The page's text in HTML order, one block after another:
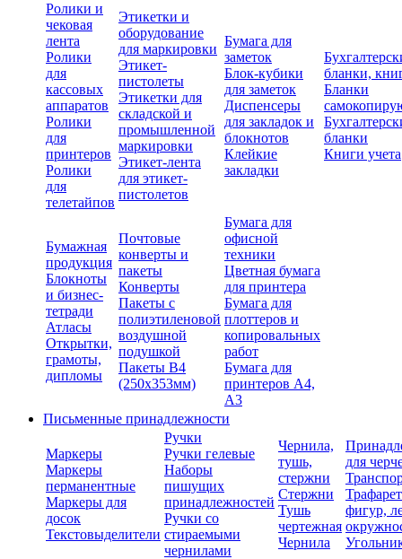
Ролики и
чековая
лента
Ролики
для
кассовых
аппаратов
Ролики
для
принтеров
Ролики
для
телетайпов
Этикетки и
оборудование
для маркировки
Этикет-
пистолеты
Этикетки для
складской и
промышленной
маркировки
Этикет-лента
для этикет-
пистолетов
Бумага для
заметок
Блок-кубики
для заметок
Диспенсеры
для закладок и
блокнотов
Клейкие
закладки
бланки,
Бланки
бланки
Книги учета
Бумажная
продукция
Блокноты
и бизнес-
тетради
Атласы
Открытки,
грамоты,
дипломы
Почтовые
конверты и
пакеты
Конверты
Пакеты с
полиэтиленовой
воздушной
подушкой
Пакеты В4
(250х353мм)
Бумага для
офисной
техники
Цветная бумага
для принтера
Бумага для
плоттеров и
копировальных
работ
Бумага для
принтеров А4,
А3
Письменные принадлежности
Маркеры
Маркеры
перманентные
Маркеры для
досок
Текстовыделители
Ручки
Ручки гелевые
Наборы
пишущих
принадлежностей
Ручки со
стираемыми
чернилами
Чернила,
тушь,
стержни
Стержни
Тушь
чертежная
Чернила
для
фигур,